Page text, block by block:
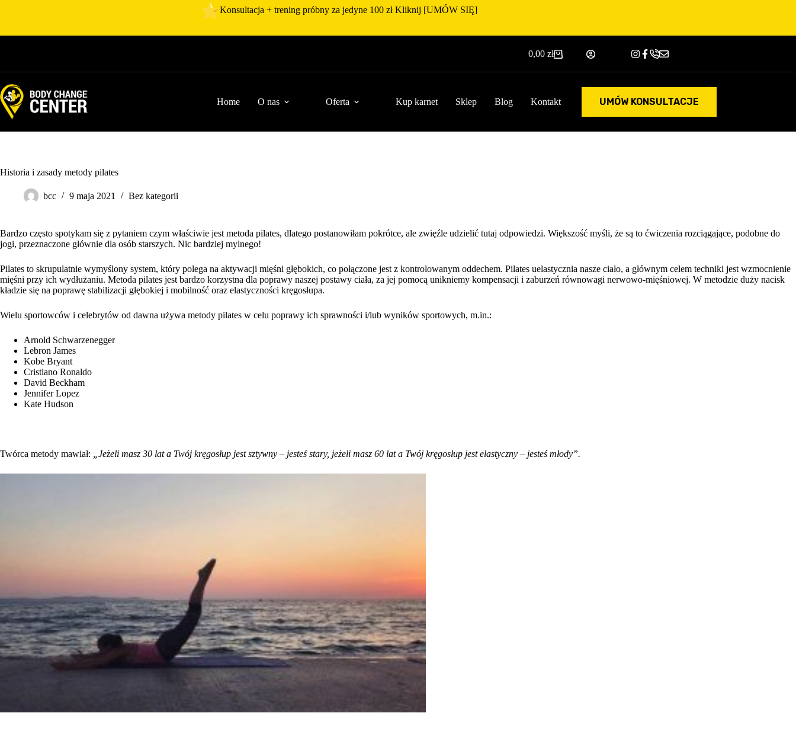
Konsultacja + trening próbny za jedyne 100 zł Kliknij [UMÓW SIĘ]
Koszyk
0,00 zł
Home O nas Oferta Kup karnet Sklep Blog Kontakt UMÓW KONSULTACJE
Historia i zasady metody pilates
bcc 9 maja 2021 Bez kategorii
Bardzo często spotykam się z pytaniem czym właściwie jest metoda pilates, dlatego postanowiłam pokrótce, ale zwięźle udzielić tutaj odpowiedzi. Większość myśli, że są to ćwiczenia rozciągające, podobne do
jogi, przeznaczone głównie dla osób starszych. Nic bardziej mylnego!
Pilates to skrupulatnie wymyślony system, który polega na aktywacji mięśni głębokich, co połączone jest z kontrolowanym oddechem. Pilates uelastycznia nasze ciało, a głównym celem techniki jest wzmocnienie
mięśni przy ich wydłużaniu. Metoda pilates jest bardzo korzystna dla poprawy naszej postawy ciała, za jej pomocą unikniemy kompensacji i zaburzeń równowagi nerwowo-mięśniowej. W metodzie duży nacisk
kładzie się na poprawę stabilizacji głębokiej i mobilność oraz elastyczności kręgosłupa.
Wielu sportowców i celebrytów od dawna używa metody pilates w celu poprawy ich sprawności i/lub wyników sportowych, m.in.:
Arnold Schwarzenegger
Lebron James
Kobe Bryant
Cristiano Ronaldo
David Beckham
Jennifer Lopez
Kate Hudson
Twórca metody mawiał: „Jeżeli masz 30 lat a Twój kręgosłup jest sztywny – jesteś stary, jeżeli masz 60 lat a Twój kręgosłup jest elastyczny – jesteś młody”.